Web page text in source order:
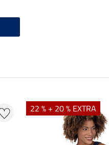
22 % + 20 % EXTRA